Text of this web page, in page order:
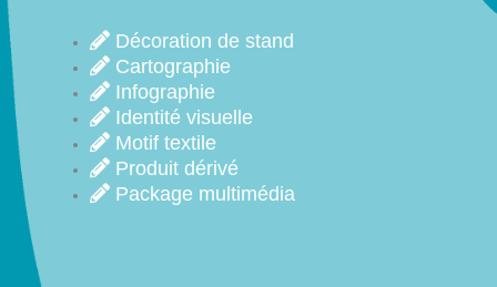
Décoration de stand
Cartographie
Infographie
Identité visuelle
Motif textile
Produit dérivé
Package multimédia